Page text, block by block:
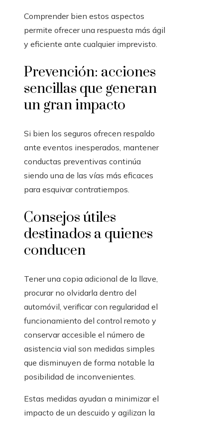
Comprender bien estos aspectos
permite ofrecer una respuesta más ágil
y eficiente ante cualquier imprevisto.
Prevención: acciones
sencillas que generan
un gran impacto
Si bien los seguros ofrecen respaldo
ante eventos inesperados, mantener
conductas preventivas continúa
siendo una de las vías más eficaces
para esquivar contratiempos.
Consejos útiles
destinados a quienes
conducen
Tener una copia adicional de la llave,
procurar no olvidarla dentro del
automóvil, verificar con regularidad el
funcionamiento del control remoto y
conservar accesible el número de
asistencia vial son medidas simples
que disminuyen de forma notable la
posibilidad de inconvenientes.
Estas medidas ayudan a minimizar el
impacto de un descuido y agilizan la